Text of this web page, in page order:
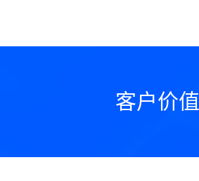
客户价值